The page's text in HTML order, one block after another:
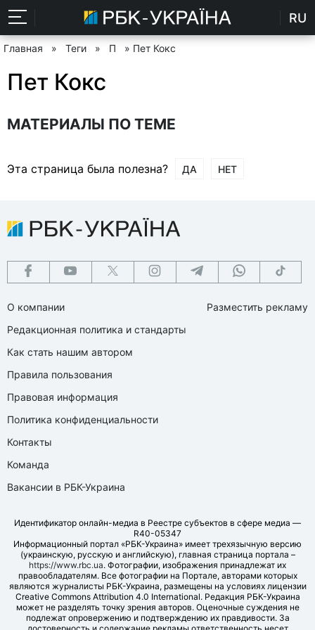
RU
Главная » Теги » П » Пет Кокс
Пет Кокс
МАТЕРИАЛЫ ПО ТЕМЕ
Эта страница была полезна? ДА НЕТ
О компании
Редакционная политика и стандарты
Как стать нашим автором
Правила пользования
Правовая информация
Политика конфиденциальности
Контакты
Команда
Вакансии в РБК-Украина
Разместить рекламу
Идентификатор онлайн-медиа в Реестре субъектов в сфере медиа —
R40-05347
Информационный портал «РБК-Украина» имеет трехязычную версию
(украинскую, русскую и английскую), главная страница портала –
https://www.rbc.ua. Фотографии, изображения принадлежат их
правообладателям. Все фотографии на Портале, авторами которых
являются журналисты РБК-Украина, размещены на условиях лицензии
Creative Commons Attribution 4.0 International. Редакция РБК-Украина
может не разделять точку зрения авторов. Оценочные суждения не
подлежат опровержению и подтверждению их правдивости. За